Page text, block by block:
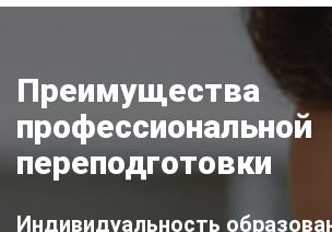
Преимущества
профессиональной
переподготовки
Индивидуальность